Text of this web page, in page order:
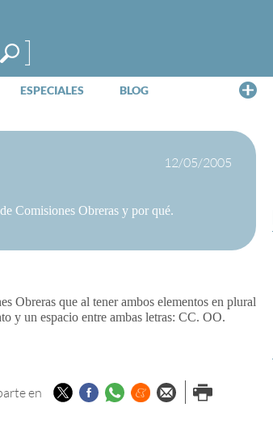
ESPECIALES BLOG
12/05/2005
Comisiones Obreras y por qué.
Obreras que al tener ambos elementos en plural
y un espacio entre ambas letras: CC. OO.
en TwitterFacebook
Whatsapp
Menéame
Enviar porImprimir